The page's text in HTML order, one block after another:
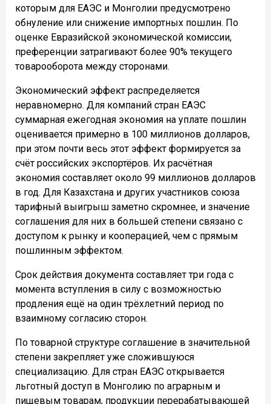
которым для ЕАЭС и Монголии предусмотрено
обнуление или снижение импортных пошлин. По
оценке Евразийской экономической комиссии,
преференции затрагивают более 90% текущего
товарооборота между сторонами.
Экономический эффект распределяется
неравномерно. Для компаний стран ЕАЭС
суммарная ежегодная экономия на уплате пошлин
оценивается примерно в 100 миллионов долларов,
при этом почти весь этот эффект формируется за
счёт российских экспортёров. Их расчётная
экономия составляет около 99 миллионов долларов
в год. Для Казахстана и других участников союза
тарифный выигрыш заметно скромнее, и значение
соглашения для них в большей степени связано с
доступом к рынку и кооперацией, чем с прямым
пошлинным эффектом.
Срок действия документа составляет три года с
момента вступления в силу с возможностью
продления ещё на один трёхлетний период по
взаимному согласию сторон.
По товарной структуре соглашение в значительной
степени закрепляет уже сложившуюся
специализацию. Для стран ЕАЭС открывается
льготный доступ в Монголию по аграрным и
пищевым товарам, продукции перерабатывающей